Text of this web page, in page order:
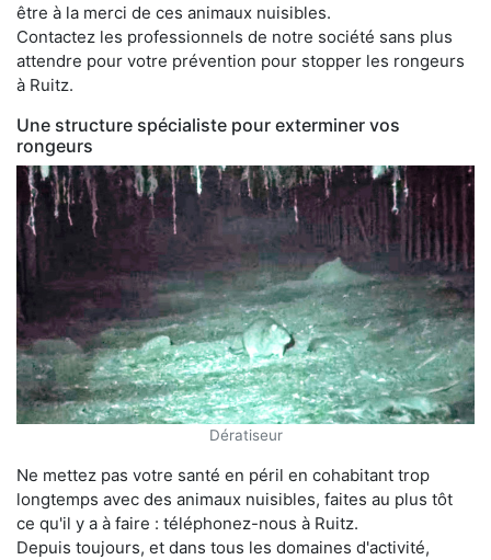
être à la merci de ces animaux nuisibles.
Contactez les professionnels de notre société sans plus
attendre pour votre prévention pour stopper les rongeurs
à Ruitz.
Une structure spécialiste pour exterminer vos
rongeurs
Dératiseur
Ne mettez pas votre santé en péril en cohabitant trop
longtemps avec des animaux nuisibles, faites au plus tôt
ce qu'il y a à faire : téléphonez-nous à Ruitz.
Depuis toujours, et dans tous les domaines d'activité,